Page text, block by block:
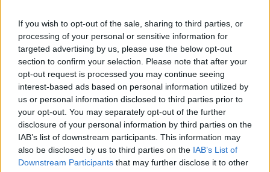
If you wish to opt-out of the sale, sharing to third parties, or
processing of your personal or sensitive information for
targeted advertising by us, please use the below opt-out
section to confirm your selection. Please note that after your
opt-out request is processed you may continue seeing
interest-based ads based on personal information utilized by
us or personal information disclosed to third parties prior to
your opt-out. You may separately opt-out of the further
disclosure of your personal information by third parties on the
IAB’s list of downstream participants. This information may
also be disclosed by us to third parties on the IAB’s List of
Downstream Participants that may further disclose it to other
Belföld
2023. március 13. 9:33
A Párbeszéd elnökségi tagja is a DK-ba igazol
A DK-ban látja az egyetlen reményt egy olyan
Magyarországra, ahol mindenki megkapja a lehetőséget a
tisztességes megélhetésre és az életben való
boldogulásra.